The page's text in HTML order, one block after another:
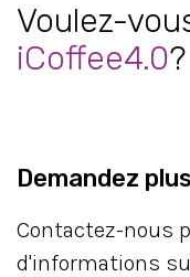
Voulez-
iCoffee4.0?
Demandez
Contactez-nous
d'informations